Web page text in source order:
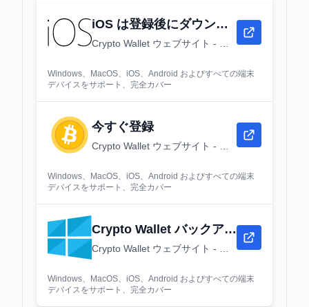
iOS は登録後にダウンロードしてください
Windows、MacOS、iOS、Android およびすべての端末
デバイスをサポート、完全カバー
今すぐ登録
Windows、MacOS、iOS、Android およびすべての端末
デバイスをサポート、完全カバー
Crypto Wallet バックアップ URL
Windows、MacOS、iOS、Android およびすべての端末
デバイスをサポート、完全カバー